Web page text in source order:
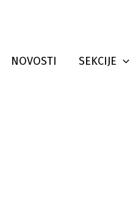
NOVOSTI SEKCIJE